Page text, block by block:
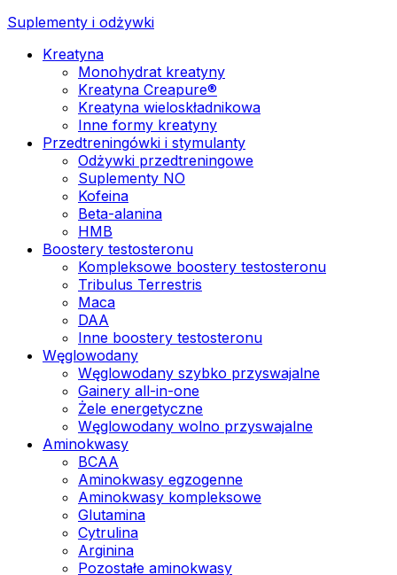
Suplementy i odżywki
Kreatyna
Monohydrat kreatyny
Kreatyna Creapure®
Kreatyna wieloskładnikowa
Inne formy kreatyny
Przedtreningówki i stymulanty
Odżywki przedtreningowe
Suplementy NO
Kofeina
Beta-alanina
HMB
Boostery testosteronu
Kompleksowe boostery testosteronu
Tribulus Terrestris
Maca
DAA
Inne boostery testosteronu
Węglowodany
Węglowodany szybko przyswajalne
Gainery all-in-one
Żele energetyczne
Węglowodany wolno przyswajalne
Aminokwasy
BCAA
Aminokwasy egzogenne
Aminokwasy kompleksowe
Glutamina
Cytrulina
Arginina
Pozostałe aminokwasy